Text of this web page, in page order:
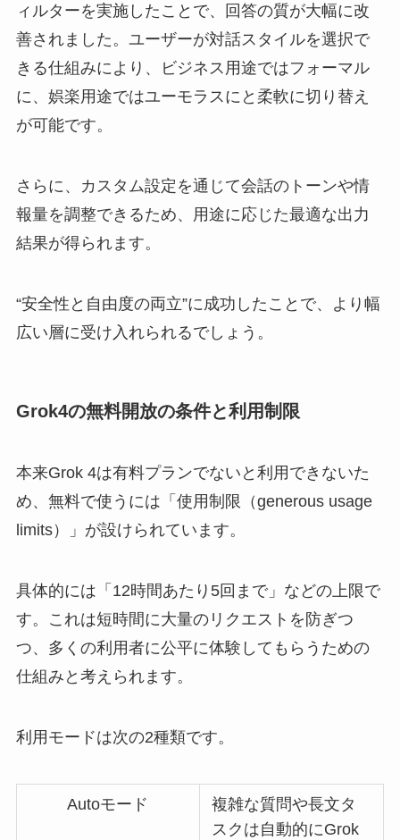
ィルターを実施したことで、回答の質が大幅に改
善されました。ユーザーが対話スタイルを選択で
きる仕組みにより、ビジネス用途ではフォーマル
に、娯楽用途ではユーモラスにと柔軟に切り替え
が可能です。
さらに、カスタム設定を通じて会話のトーンや情
報量を調整できるため、用途に応じた最適な出力
結果が得られます。
“安全性と自由度の両立”に成功したことで、より幅
広い層に受け入れられるでしょう。
Grok4の無料開放の条件と利用制限
本来Grok 4は有料プランでないと利用できないた
め、無料で使うには「使用制限（generous usage
limits）」が設けられています。
具体的には「12時間あたり5回まで」などの上限で
す。これは短時間に大量のリクエストを防ぎつ
つ、多くの利用者に公平に体験してもらうための
仕組みと考えられます。
利用モードは次の2種類です。
Autoモード
複雑な質問や長文タ
スクは自動的にGrok